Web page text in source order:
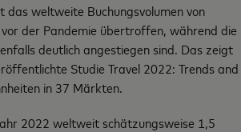
weltweite Buchungsvolumen von
der Pandemie übertroffen, während die
deutlich angestiegen sind. Das zeigt
Studie Travel 2022: Trends and
in 37 Märkten.
2022 weltweit schätzungsweise 1,5